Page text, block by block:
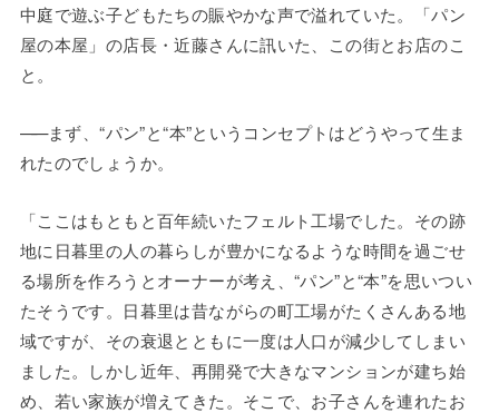
中庭で遊ぶ子どもたちの賑やかな声で溢れていた。「パン
屋の本屋」の店長・近藤さんに訊いた、この街とお店のこ
と。
——まず、“パン”と“本”というコンセプトはどうやって生ま
れたのでしょうか。
「ここはもともと百年続いたフェルト工場でした。その跡
地に日暮里の人の暮らしが豊かになるような時間を過ごせ
る場所を作ろうとオーナーが考え、“パン”と“本”を思いつい
たそうです。日暮里は昔ながらの町工場がたくさんある地
域ですが、その衰退とともに一度は人口が減少してしまい
ました。しかし近年、再開発で大きなマンションが建ち始
め、若い家族が増えてきた。そこで、お子さんを連れたお